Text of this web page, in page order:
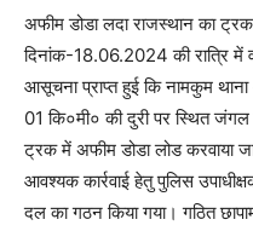
अफीम डोडा लदा राजस्थान का
दिनांक-18.06.2024 की रात्रि में
आसूचना प्राप्त हुई कि नामकुम
01 कि०मी० की दुरी पर स्थित जंगल
ट्रक में अफीम डोडा लोड करवाया
आवश्यक कार्रवाई हेतु पुलिस
दल का गठन किया गया। गठित